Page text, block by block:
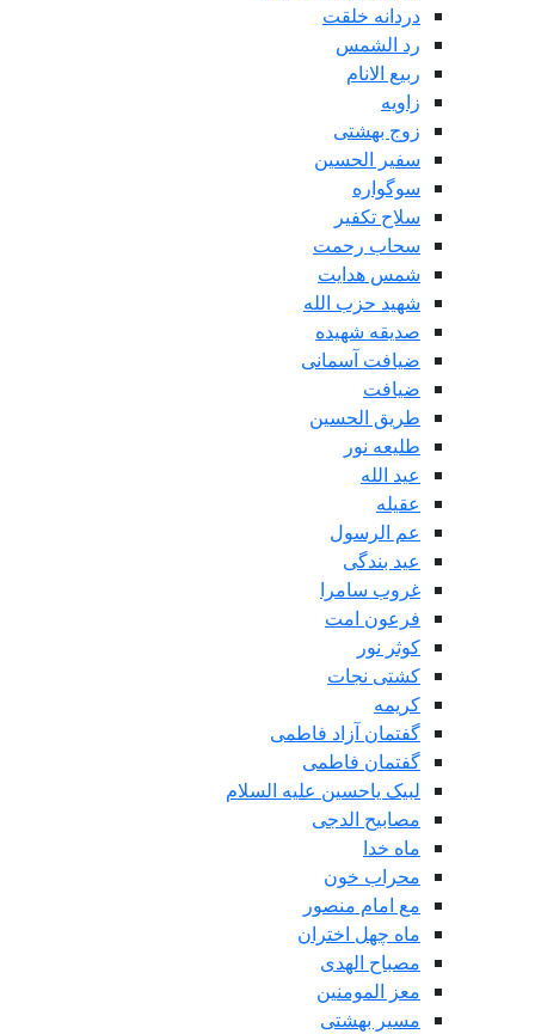
دردانه خلقت
رد الشمس
ربیع الانام
زاویه
زوج بهشتی
سفیر الحسین
سوگواره
سلاح تکفیر
سحاب رحمت
شمس هدایت
شهید حزب الله
صدیقه شهیده
ضیافت آسمانی
ضیافت
طریق الحسین
طلیعه نور
عید الله
عقیله
عم الرسول
عید بندگی
غروب سامرا
فرعون امت
کوثر نور
کشتی نجات
کریمه
گفتمان آزاد فاطمی
گفتمان فاطمی
لبیک یاحسین علیه السلام
مصابیح الدجی
ماه خدا
محراب خون
مع امام منصور
ماه چهل اختران
مصباح الهدی
معز المومنین
مسیر بهشتی